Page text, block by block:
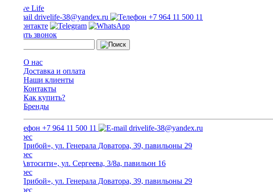
drivelife-38@yandex.ru +7 964 11 500 11
Заказать звонок
О нас
Доставка и оплата
Наши клиенты
Контакты
Как купить?
Бренды
+7 964 11 500 11 drivelife-38@yandex.ru
ТЦ «Прибой», ул. Генерала Доватора, 39, павильоны 29
ТЦ «Автосити», ул. Сергеева, 3/8а, павильон 16
ТЦ «Прибой», ул. Генерала Доватора, 39, павильоны 29